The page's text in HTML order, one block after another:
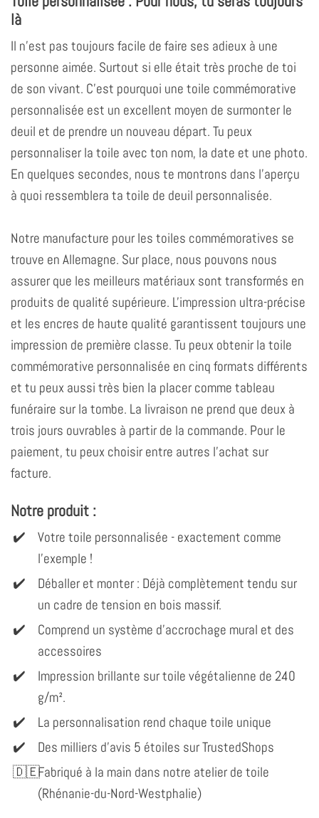
là
Il n'est pas toujours facile de faire ses adieux à une
personne aimée. Surtout si elle était très proche de toi
de son vivant. C'est pourquoi une toile commémorative
personnalisée est un excellent moyen de surmonter le
deuil et de prendre un nouveau départ. Tu peux
personnaliser la toile avec ton nom, la date et une photo.
En quelques secondes, nous te montrons dans l'aperçu
à quoi ressemblera ta toile de deuil personnalisée.
Notre manufacture pour les toiles commémoratives se
trouve en Allemagne. Sur place, nous pouvons nous
assurer que les meilleurs matériaux sont transformés en
produits de qualité supérieure. L'impression ultra-précise
et les encres de haute qualité garantissent toujours une
impression de première classe. Tu peux obtenir la toile
commémorative personnalisée en cinq formats différents
et tu peux aussi très bien la placer comme tableau
funéraire sur la tombe. La livraison ne prend que deux à
trois jours ouvrables à partir de la commande. Pour le
paiement, tu peux choisir entre autres l'achat sur
facture.
Notre produit :
Votre toile personnalisée - exactement comme
l'exemple !
Déballer et monter : Déjà complètement tendu sur
un cadre de tension en bois massif.
Comprend un système d'accrochage mural et des
accessoires
Impression brillante sur toile végétalienne de 240
g/m².
La personnalisation rend chaque toile unique
Des milliers d'avis 5 étoiles sur TrustedShops
Fabriqué à la main dans notre atelier de toile
(Rhénanie-du-Nord-Westphalie)